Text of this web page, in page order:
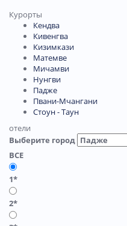
Курорты
Кендва
Кивенгва
Кизимкази
Матемве
Мичамви
Нунгви
Падже
Пвани-Мчангани
Стоун - Таун
отели
Выберите город
ВСЕ
1*
2*